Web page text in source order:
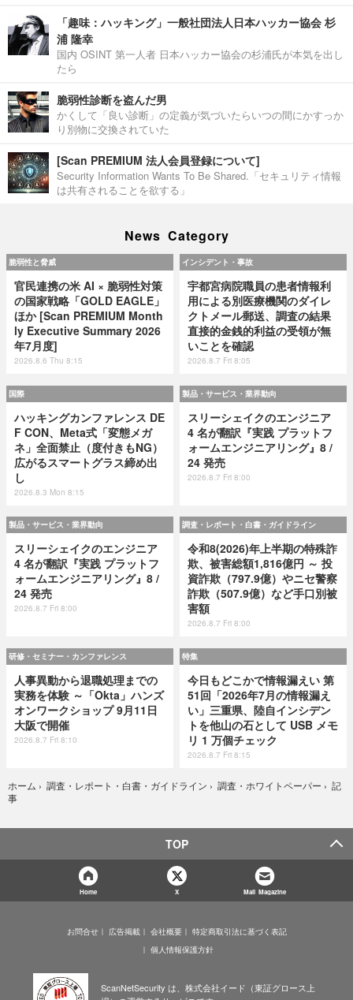
「趣味：ハッキング」一般社団法人日本ハッカー協会 杉
浦 隆幸
国内 OSINT 第一人者 日本ハッカー協会の杉浦氏が本気を出し
たら
脆弱性診断を盗んだ男
かくして「良い診断」の定義が気づいたらいつの間にかすっか
り別物に交換されていた
[Scan PREMIUM 法人会員登録について]
Security Information Wants To Be Shared.「セキュリティ情報
は共有されることを欲する」
News Category
脆弱性と脅威
官民連携の米 AI × 脆弱性対策
の国家戦略「GOLD EAGLE」
ほか [Scan PREMIUM Month
ly Executive Summary 2026
年7月度]
2026.8.6 Thu 8:15
インシデント・事故
宇都宮病院職員の患者情報利
用による別医療機関のダイレ
クトメール郵送、調査の結果
直接的金銭的利益の受領が無
いことを確認
2026.8.7 Fri 8:05
国際
ハッキングカンファレンス DE
F CON、Meta式「変態メガ
ネ」全面禁止（度付きもNG）
広がるスマートグラス締め出
し
2026.8.3 Mon 8:15
製品・サービス・業界動向
スリーシェイクのエンジニア
4 名が翻訳『実践 プラットフ
ォームエンジニアリング』8 /
24 発売
2026.8.7 Fri 8:00
製品・サービス・業界動向
スリーシェイクのエンジニア
4 名が翻訳『実践 プラットフ
ォームエンジニアリング』8 /
24 発売
2026.8.7 Fri 8:00
調査・レポート・白書・ガイドライン
令和8(2026)年上半期の特殊詐
欺、被害総額1,816億円 ～ 投
資詐欺（797.9億）やニセ警察
詐欺（507.9億）など手口別被
害額
2026.8.7 Fri 8:00
研修・セミナー・カンファレンス
人事異動から退職処理までの
実務を体験 ～「Okta」ハンズ
オンワークショップ 9月11日
大阪で開催
2026.8.7 Fri 8:10
特集
今日もどこかで情報漏えい 第
51回「2026年7月の情報漏え
い」三重県、陸自インシデン
トを他山の石として USB メモ
リ 1 万個チェック
2026.8.7 Fri 8:15
ホーム › 調査・レポート・白書・ガイドライン › 調査・ホワイトペーパー › 記
事
TOP
Home X Mail Magazine
お問合せ 広告掲載 会社概要
特定商取引法に基づく表記
個人情報保護方針
ScanNetSecurity は、株式会社イード（東証グロース上